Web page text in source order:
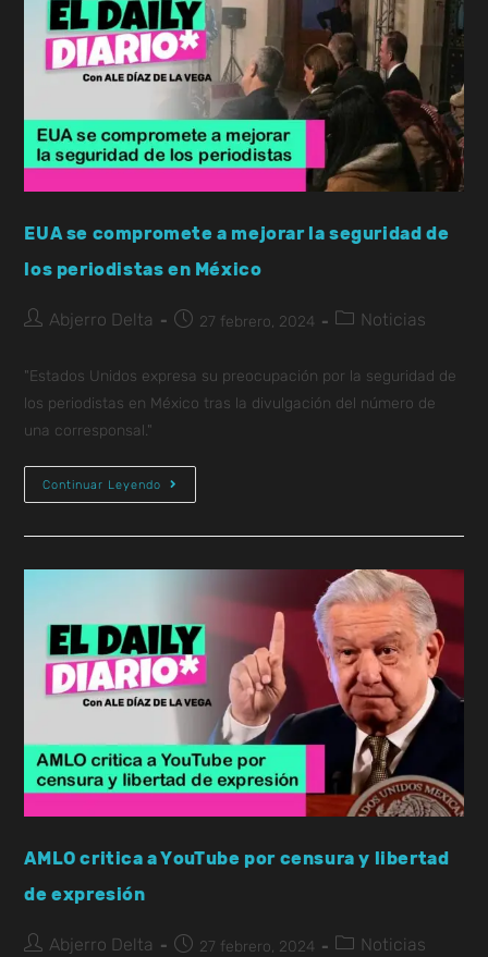
EUA se compromete a mejorar la seguridad de
los periodistas en México
Abjerro Delta 27 febrero, 2024 Noticias
"Estados Unidos expresa su preocupación por la seguridad de
los periodistas en México tras la divulgación del número de
una corresponsal."
Continuar Leyendo
AMLO critica a YouTube por censura y libertad
de expresión
Abjerro Delta 27 febrero, 2024 Noticias